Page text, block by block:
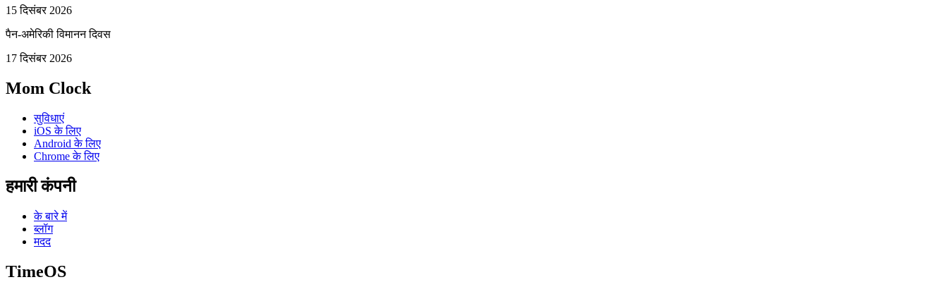
15 दिसंबर 2026
पैन-अमेरिकी विमानन दिवस
17 दिसंबर 2026
Mom Clock
सुविधाएं
iOS के लिए
Android के लिए
Chrome के लिए
हमारी कंपनी
के बारे में
ब्लॉग
मदद
TimeOS